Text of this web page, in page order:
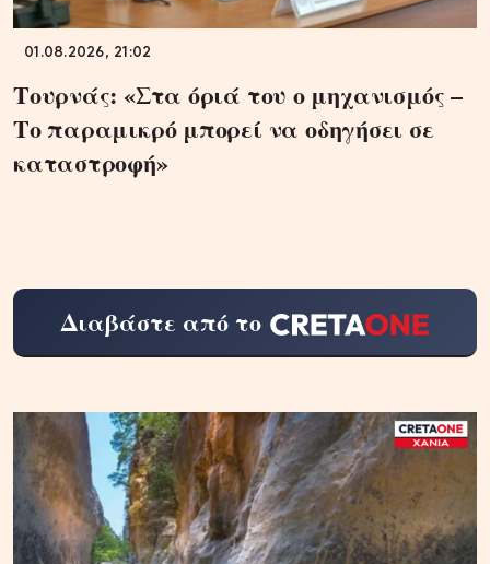
01.08.2026, 21:02
Τουρνάς: «Στα όριά του ο μηχανισμός –
Το παραμικρό μπορεί να οδηγήσει σε
καταστροφή»
Διαβάστε από το